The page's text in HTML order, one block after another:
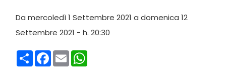
Da mercoledì 1 Settembre 2021 a domenica 12
Settembre 2021 - h. 20:30
CondividiFacebook
Email